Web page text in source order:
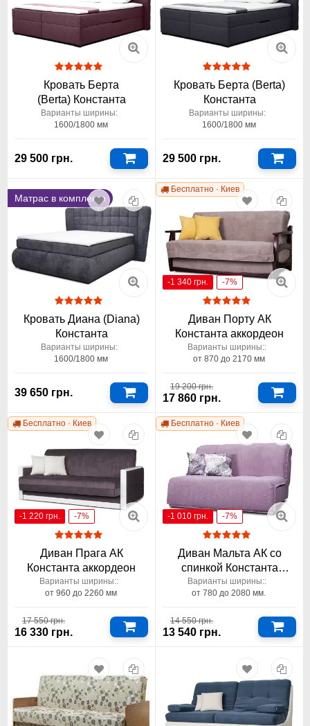
Кровать Берта
(Berta) Константа
Варианты ширины:
1600/1800 мм
29 500 грн.
Кровать Берта (Berta)
Константа
Варианты ширины:
1600/1800 мм
29 500 грн.
Матрас в комплекте
Кровать Диана (Diana)
Константа
Варианты ширины:
1600/1800 мм
39 650 грн.
Бесплатно · Киев
-1 340 грн. -7%
Диван Порту АК
Константа аккордеон
Варианты ширины::
от 870 до 2170 мм
19 200 грн.
17 860 грн.
Бесплатно · Киев
-1 220 грн. -7%
Диван Прага АК
Константа аккордеон
Варианты ширины::
от 960 до 2260 мм
17 550 грн.
16 330 грн.
Бесплатно · Киев
-1 010 грн. -7%
Диван Мальта АК со
спинкой Константа
аккордеон
Варианты ширины::
от 780 до 2080 мм.
14 550 грн.
13 540 грн.